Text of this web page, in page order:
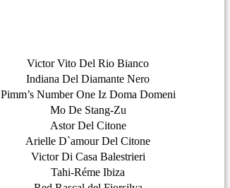
Victor Vito Del Rio Bianco
Indiana Del Diamante Nero
Pimm’s Number One Iz Doma Domeni
Mo De Stang-Zu
Astor Del Citone
Arielle D`amour Del Citone
Victor Di Casa Balestrieri
Tahi-Réme Ibiza